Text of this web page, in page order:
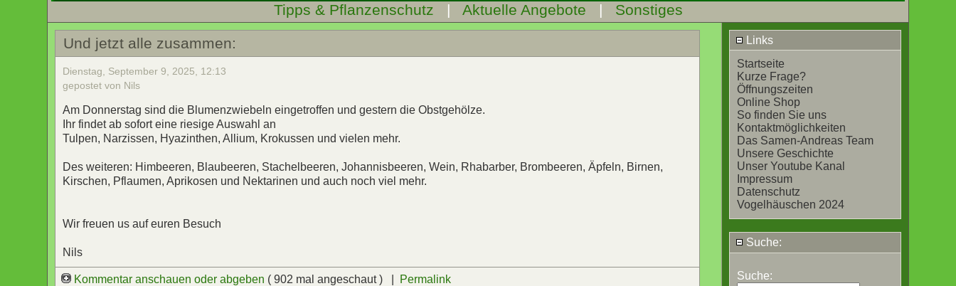
Tipps & Pflanzenschutz | Aktuelle Angebote | Sonstiges
Links
Startseite
Kurze Frage?
Öffnungszeiten
Online Shop
So finden Sie uns
Kontaktmöglichkeiten
Das Samen-Andreas Team
Unsere Geschichte
Unser Youtube Kanal
Impressum
Datenschutz
Vogelhäuschen 2024
Suche:
Suche:
Und jetzt alle zusammen:
Dienstag, September 9, 2025, 12:13
gepostet von Nils
Am Donnerstag sind die Blumenzwiebeln eingetroffen und gestern die Obstgehölze.
Ihr findet ab sofort eine riesige Auswahl an
Tulpen, Narzissen, Hyazinthen, Allium, Krokussen und vielen mehr.
Des weiteren: Himbeeren, Blaubeeren, Stachelbeeren, Johannisbeeren, Wein, Rhabarber, Brombeeren, Äpfeln, Birnen,
Kirschen, Pflaumen, Aprikosen und Nektarinen und auch noch viel mehr.
Wir freuen us auf euren Besuch
Nils
Kommentar anschauen oder abgeben ( 902 mal angeschaut ) | Permalink